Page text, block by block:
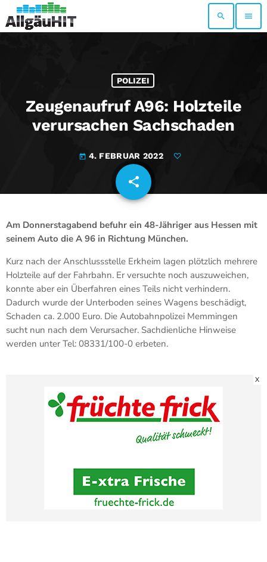
search menu
POLIZEI
Zeugenaufruf A96: Holzteile
verursachen Sachschaden
today 4. FEBRUAR 2022
share
email
Am Donnerstagabend befuhr ein 48-Jähriger aus Hessen mit
seinem Auto die A 96 in Richtung München.
Kurz nach der Anschlussstelle Erkheim lagen plötzlich mehrere
Holzteile auf der Fahrbahn. Er versuchte noch auszuweichen,
konnte aber ein Überfahren eines Teils nicht verhindern.
Dadurch wurde der Unterboden seines Wagens beschädigt,
Schaden ca. 2.000 Euro. Die Autobahnpolizei Memmingen
sucht nun nach dem Verursacher. Sachdienliche Hinweise
werden unter Tel: 08331/100-0 erbeten.
X